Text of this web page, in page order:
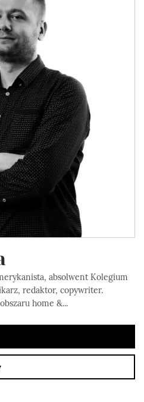
absolwent Kolegium
redaktor, copywriter.
home &...